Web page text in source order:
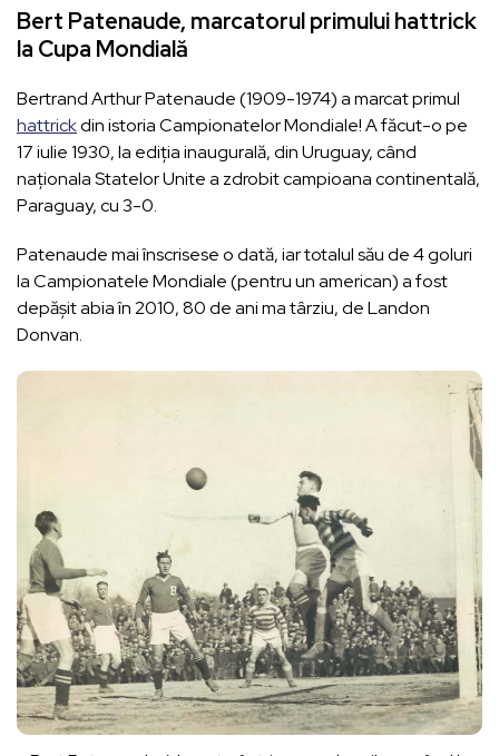
Bert Patenaude, marcatorul primuluihattrick
la Cupa Mondială
Bertrand Arthur Patenaude (1909-1974) a marcat primul
hattrickdin istoria Campionatelor Mondiale! A făcut-o pe
17 iulie 1930, la ediția inaugurală, din Uruguay, când
naționala Statelor Unite a zdrobit campioana continentală,
Paraguay, cu 3-0.
Patenaude mai înscrisese o dată, iar totalul său de 4 goluri
la Campionatele Mondiale (pentru un american) a fost
depășit abia în 2010, 80 de ani ma târziu, de Landon
Donvan.